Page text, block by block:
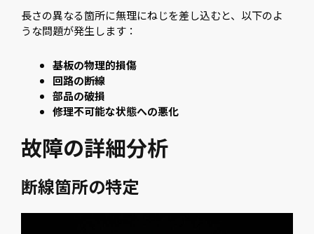
長さの異なる箇所に無理にねじを差し込むと、以下のよ
うな問題が発生します：
基板の物理的損傷
回路の断線
部品の破損
修理不可能な状態への悪化
故障の詳細分析
断線箇所の特定